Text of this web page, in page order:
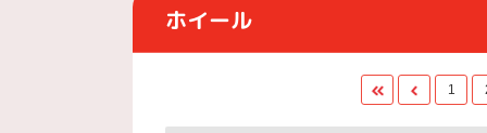
ホイール
1